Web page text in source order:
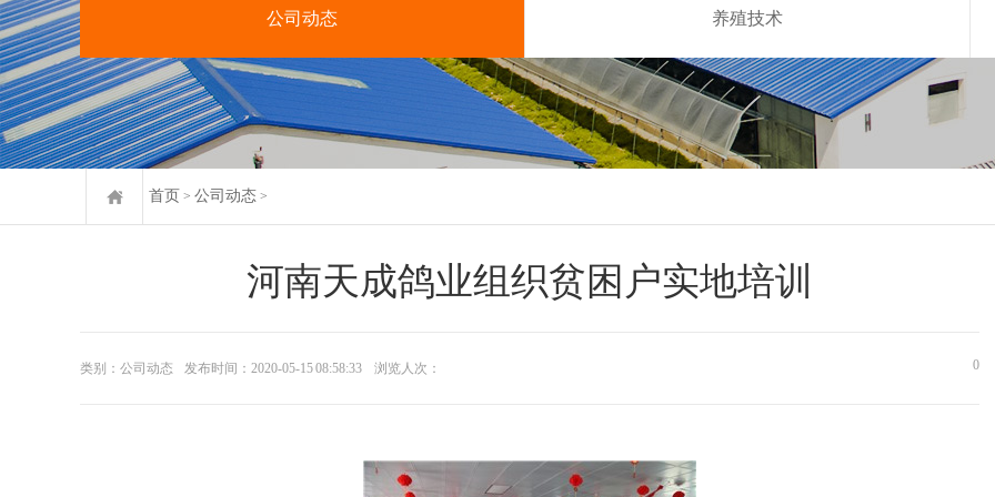
公司动态 养殖技术
首页 > 公司动态 >
河南天成鸽业组织贫困户实地培训
类别：公司动态 发布时间：2020-05-15 08:58:33 浏览人次： 0